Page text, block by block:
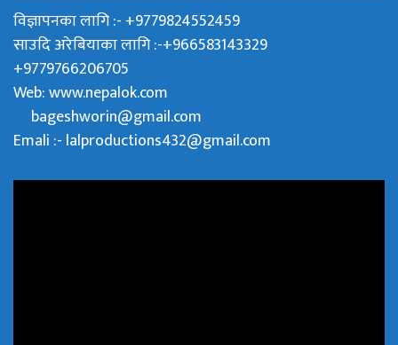
विज्ञापनका लागि :- +9779824552459
साउदि अरेबियाका लागि :-+966583143329
+9779766206705
Web:www.nepalok.com
bageshworin@gmail.com
Emali :- lalproductions432@gmail.com